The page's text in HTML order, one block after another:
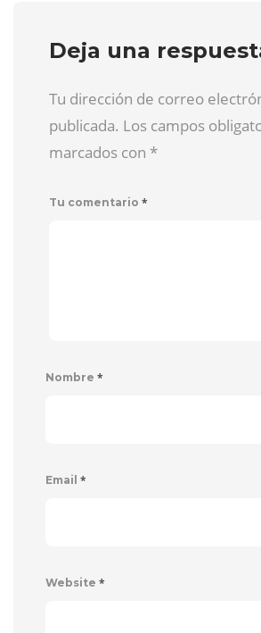
Deja una
Tu dirección de correo
publicada. Los campos
marcados con *
Tu comentario *
Nombre *
Email *
Website *